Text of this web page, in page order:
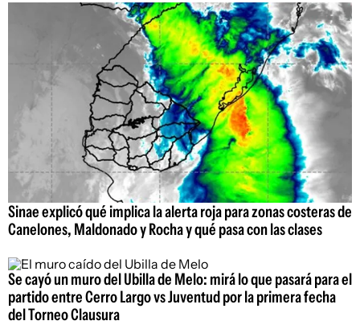
Sinae explicó qué implica la alerta roja para zonas costeras de
Canelones, Maldonado y Rocha y qué pasa con las clases
Se cayó un muro del Ubilla de Melo: mirá lo que pasará para el
partido entre Cerro Largo vs Juventud por la primera fecha
del Torneo Clausura